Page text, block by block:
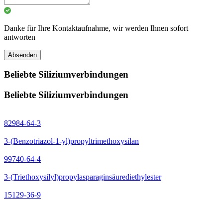
Danke für Ihre Kontaktaufnahme, wir werden Ihnen sofort
antworten
Absenden
Beliebte Siliziumverbindungen
Beliebte Siliziumverbindungen
82984-64-3
3-(Benzotriazol-1-yl)propyltrimethoxysilan
99740-64-4
3-(Triethoxysilyl)propylasparaginsäurediethylester
15129-36-9